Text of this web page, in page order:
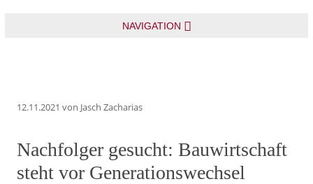
NAVIGATION
12.11.2021 von Jasch Zacharias
Nachfolger gesucht: Bauwirtschaft
steht vor Generationswechsel